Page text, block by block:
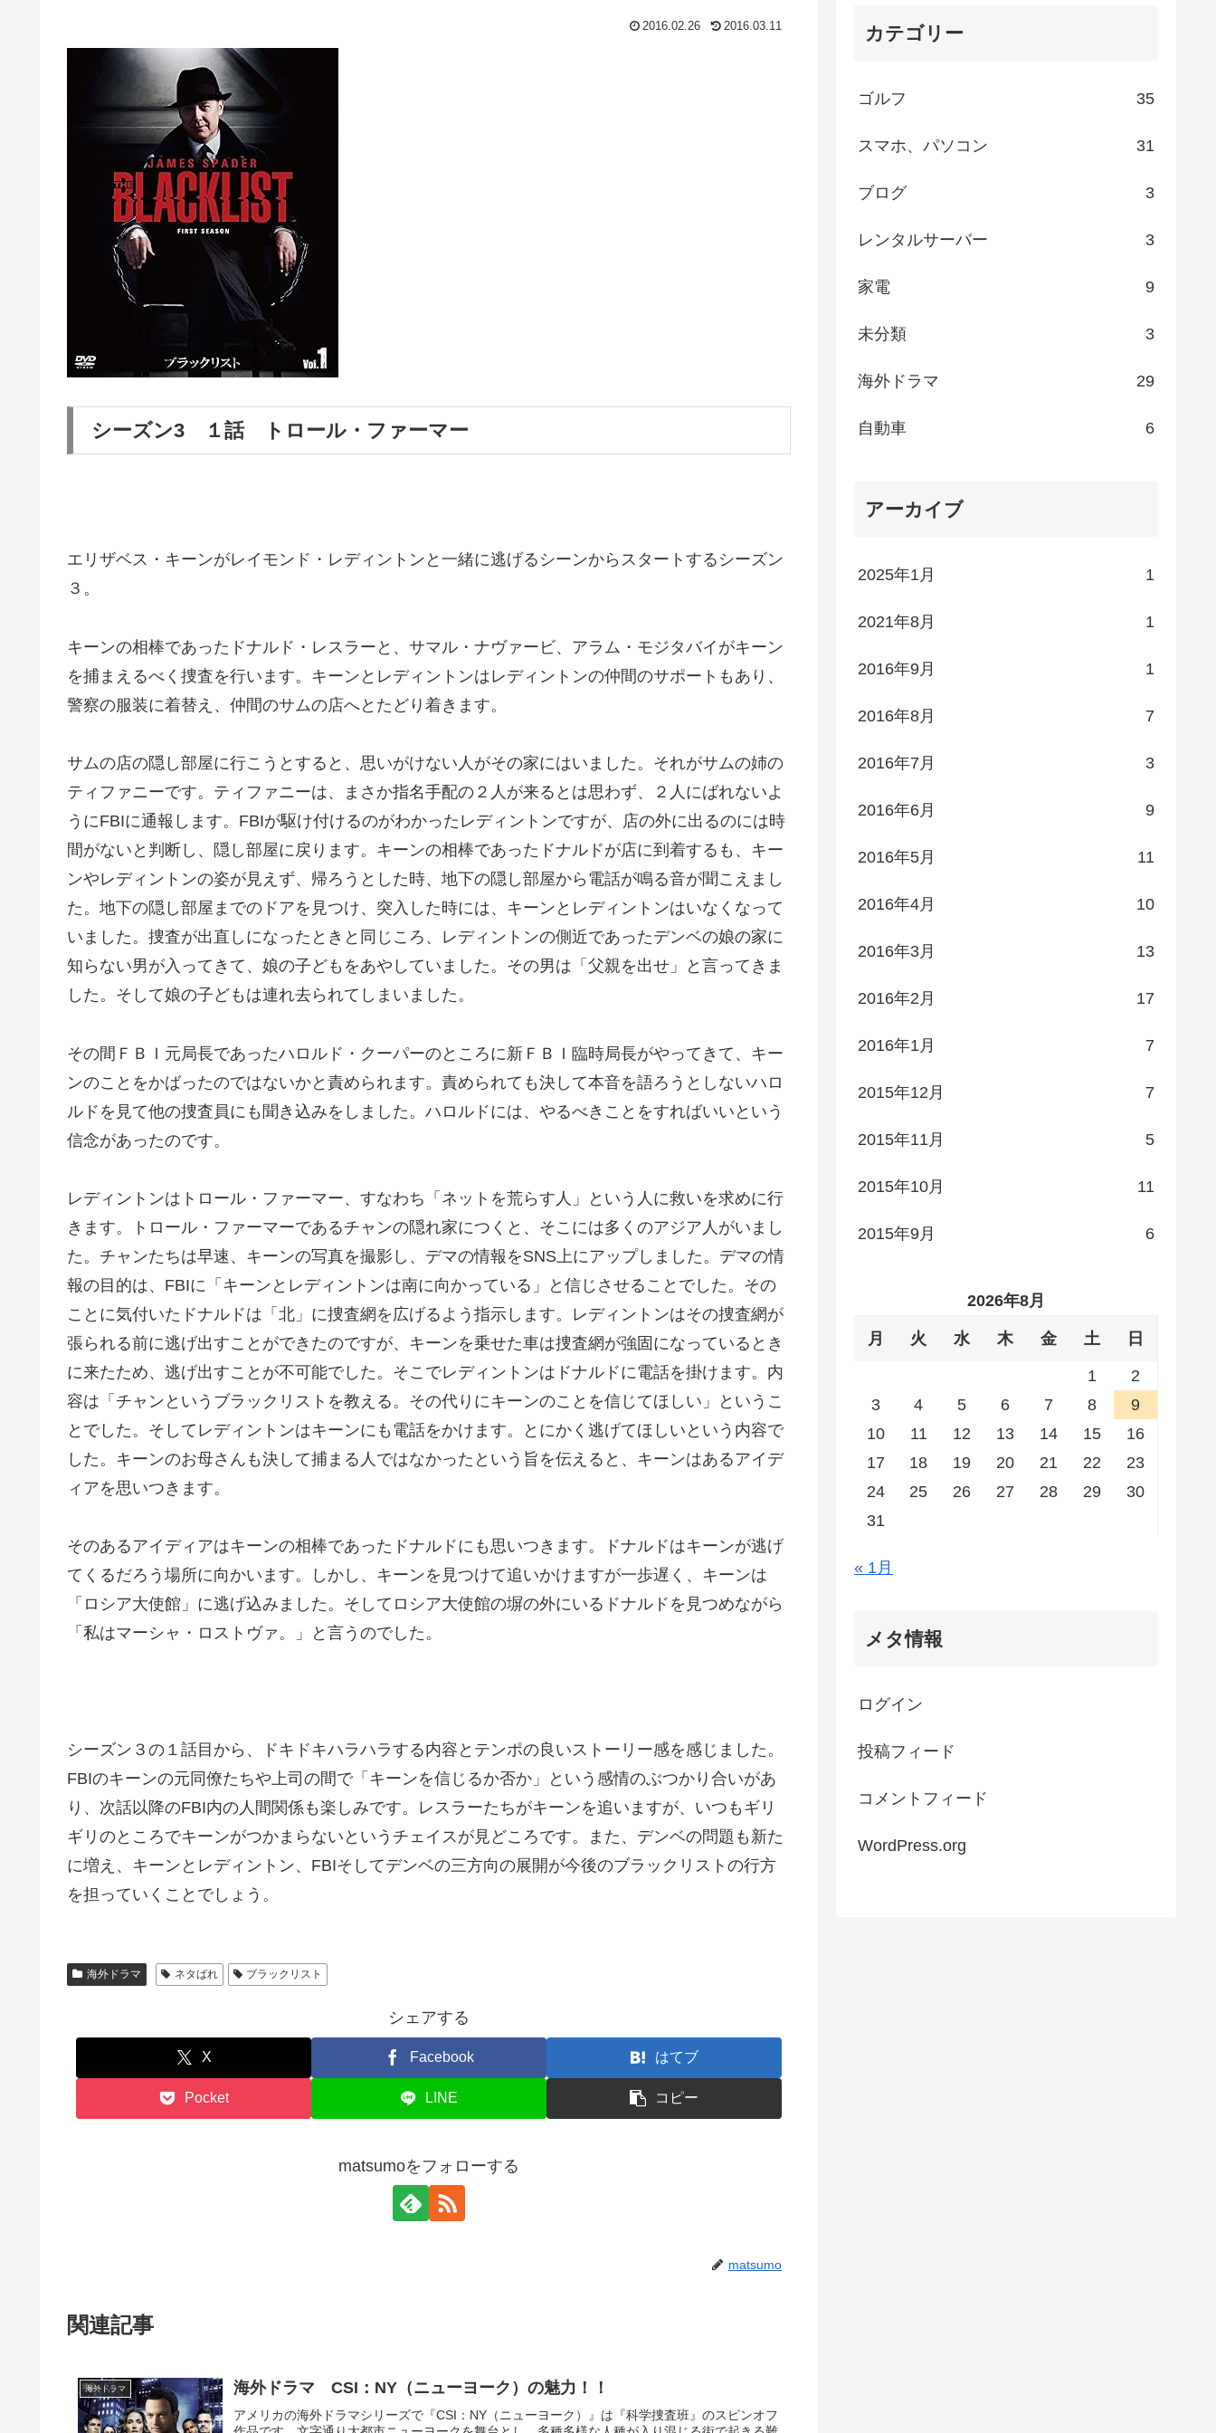
2016.02.26 2016.03.11
シーズン3 １話 トロール・ファーマー
エリザベス・キーンがレイモンド・レディントンと一緒に逃げるシーンからスタートするシーズン
３。
キーンの相棒であったドナルド・レスラーと、サマル・ナヴァービ、アラム・モジタバイがキーン
を捕まえるべく捜査を行います。キーンとレディントンはレディントンの仲間のサポートもあり、
警察の服装に着替え、仲間のサムの店へとたどり着きます。
サムの店の隠し部屋に行こうとすると、思いがけない人がその家にはいました。それがサムの姉の
ティファニーです。ティファニーは、まさか指名手配の２人が来るとは思わず、２人にばれないよ
うにFBIに通報します。FBIが駆け付けるのがわかったレディントンですが、店の外に出るのには時
間がないと判断し、隠し部屋に戻ります。キーンの相棒であったドナルドが店に到着するも、キー
ンやレディントンの姿が見えず、帰ろうとした時、地下の隠し部屋から電話が鳴る音が聞こえまし
た。地下の隠し部屋までのドアを見つけ、突入した時には、キーンとレディントンはいなくなって
いました。捜査が出直しになったときと同じころ、レディントンの側近であったデンベの娘の家に
知らない男が入ってきて、娘の子どもをあやしていました。その男は「父親を出せ」と言ってきま
した。そして娘の子どもは連れ去られてしまいました。
その間ＦＢＩ元局長であったハロルド・クーパーのところに新ＦＢＩ臨時局長がやってきて、キー
ンのことをかばったのではないかと責められます。責められても決して本音を語ろうとしないハロ
ルドを見て他の捜査員にも聞き込みをしました。ハロルドには、やるべきことをすればいいという
信念があったのです。
レディントンはトロール・ファーマー、すなわち「ネットを荒らす人」という人に救いを求めに行
きます。トロール・ファーマーであるチャンの隠れ家につくと、そこには多くのアジア人がいまし
た。チャンたちは早速、キーンの写真を撮影し、デマの情報をSNS上にアップしました。デマの情
報の目的は、FBIに「キーンとレディントンは南に向かっている」と信じさせることでした。その
ことに気付いたドナルドは「北」に捜査網を広げるよう指示します。レディントンはその捜査網が
張られる前に逃げ出すことができたのですが、キーンを乗せた車は捜査網が強固になっているとき
に来たため、逃げ出すことが不可能でした。そこでレディントンはドナルドに電話を掛けます。内
容は「チャンというブラックリストを教える。その代りにキーンのことを信じてほしい」というこ
とでした。そしてレディントンはキーンにも電話をかけます。とにかく逃げてほしいという内容で
した。キーンのお母さんも決して捕まる人ではなかったという旨を伝えると、キーンはあるアイデ
ィアを思いつきます。
そのあるアイディアはキーンの相棒であったドナルドにも思いつきます。ドナルドはキーンが逃げ
てくるだろう場所に向かいます。しかし、キーンを見つけて追いかけますが一歩遅く、キーンは
「ロシア大使館」に逃げ込みました。そしてロシア大使館の塀の外にいるドナルドを見つめながら
「私はマーシャ・ロストヴァ。」と言うのでした。
シーズン３の１話目から、ドキドキハラハラする内容とテンポの良いストーリー感を感じました。
FBIのキーンの元同僚たちや上司の間で「キーンを信じるか否か」という感情のぶつかり合いがあ
り、次話以降のFBI内の人間関係も楽しみです。レスラーたちがキーンを追いますが、いつもギリ
ギリのところでキーンがつかまらないというチェイスが見どころです。また、デンベの問題も新た
に増え、キーンとレディントン、FBIそしてデンベの三方向の展開が今後のブラックリストの行方
を担っていくことでしょう。
海外ドラマ ネタばれ ブラックリスト
シェアする
X Facebook はてブ
Pocket LINE コピー
matsumoをフォローする
matsumo
関連記事
海外ドラマ 海外ドラマ CSI：NY（ニューヨーク）の魅力！！
アメリカの海外ドラマシリーズで『CSI：NY（ニューヨーク）』は『科学捜査班』のスピンオフ
カテゴリー
ゴルフ 35
スマホ、パソコン 31
ブログ 3
レンタルサーバー 3
家電 9
未分類 3
海外ドラマ 29
自動車 6
アーカイブ
2025年1月 1
2021年8月 1
2016年9月 1
2016年8月 7
2016年7月 3
2016年6月 9
2016年5月 11
2016年4月 10
2016年3月 13
2016年2月 17
2016年1月 7
2015年12月 7
2015年11月 5
2015年10月 11
2015年9月 6
2026年8月
月 火 水 木 金 土 日
1
2
3
4 5 6 7 8
9
10
11 12 13 14 15
16
17
18 19 20 21 22
23
24
25 26 27 28 29
30
31
« 1月
メタ情報
ログイン
投稿フィード
コメントフィード
WordPress.org